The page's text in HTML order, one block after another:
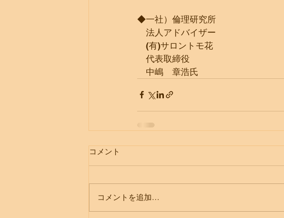
◆一社）倫理研究所
法人アドバイザー
(有)サロントモ花
代表取締役
中嶋　章浩氏
コメント
コメントを追加…